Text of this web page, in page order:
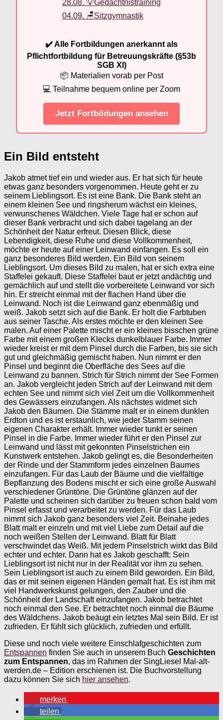
28.08. 💡Gedächtnistraining
04.09. 🪑Sitzgymnastik
✔️ Alle Fortbildungen anerkannt als
Pflichtfortbildung für Betreuungskräfte (§53b
SGB XI)
📦 Materialien vorab per Post
💻 Teilnahme bequem online per Zoom
Jetzt Fortbildungen ansehen
Ein Bild entsteht
Jakob atmet tief ein und wieder aus. Er hat sich für heute
etwas ganz besonders vorgenommen. Heute geht er zu
seinem Lieblingsort. Es ist eine Bank. Die Bank steht an
einem kleinen See und ringsherum wächst ein kleines,
verwunschenes Wäldchen. Viele Tage hat er schon auf
dieser Bank verbracht und sich dabei tagelang an der
Schönheit der Natur erfreut. Diesen Blick, diese
Lebendigkeit, diese Ruhe und diese Vollkommenheit,
möchte er heute auf einer Leinwand einfangen. Es soll ein
ganz besonderes Bild werden. Ein Bild von seinem
Lieblingsort. Um dieses Bild zu malen, hat er sich extra eine
Staffelei gekauft. Diese Staffelei baut er jetzt andächtig und
gemächlich auf und stellt die vorbereitete Leinwand vor sich
hin. Er streicht einmal mit der flachen Hand über die
Leinwand. Noch ist die Leinwand ganz ebenmäßig und
weiß. Jakob setzt sich auf die Bank. Er holt die Farbtuben
aus seiner Tasche. Als erstes möchte er den kleinen See
malen. Auf einer Palette mischt er ein kleines bisschen grüne
Farbe mit einem großen Klecks dunkelblauer Farbe. Immer
wieder kreist er mit dem Pinsel durch die Farben, bis sie sich
gut und gleichmäßig gemischt haben. Nun nimmt er den
Pinsel und beginnt die Oberfläche des Sees auf die
Leinwand zu bannen. Strich für Strich nimmt der See Formen
an. Jakob vergleicht jeden Strich auf der Leinwand mit dem
echten See und nimmt sich viel Zeit um die Vollkommenheit
des Gewässers einzufangen. Als nächstes widmet sich
Jakob den Bäumen. Die Stämme malt er in einem dunklen
Erdton und es ist erstaunlich, wie jeder Stamm seinen
eigenen Charakter erhält. Immer wieder tunkt er seinen
Pinsel in die Farbe. Immer wieder führt er den Pinsel zur
Leinwand und lässt mit gekonnten Pinselstrichen ein
Kunstwerk entstehen. Jakob gelingt es, die Besonderheiten
der Rinde und der Stammform jedes einzelnen Baumes
einzufangen. Für das Laub der Bäume und die vielfältige
Bepflanzung des Bodens mischt er sich eine große Auswahl
verschiedener Grüntöne. Die Grüntöne glänzen auf der
Palette und scheinen sich darüber zu freuen schon bald vom
Pinsel erfasst und verarbeitet zu werden. Für das Laub
nimmt sich Jakob ganz besonders viel Zeit. Beinahe jedes
Blatt malt er einzeln und mit viel Liebe zum Detail auf die
noch weißen Stellen der Leinwand. Blatt für Blatt
verschwindet das Weiß. Mit jedem Pinselstrich wirkt das Bild
echter und echter. Dann hat es Jakob geschafft: Sein
Lieblingsort ist nicht nur in der Realität vor ihm zu sehen.
Sein Lieblingsort ist auch zu einem Bild geworden. Ein Bild,
das er mit seinen eigenen Händen gemalt hat. Es ist ihm mit
viel Handwerkskunst gelungen, den Zauber und die
Schönheit der Landschaft einzufangen. Jakob betrachtet
noch einmal den See. Er betrachtet noch einmal die Bäume
des Wäldchens. Jakob beäugt ein letztes Mal sein Bild. Er ist
zufrieden. Er fühlt sich glücklich, zufrieden und erfüllt.
Diese und noch viele weitere Einschlafgeschichten zum
Entspannen finden Sie auch in unserem Buch Geschichten
zum Entspannen, das im Rahmen der SingLiesel Mal-alt-
werden.de – Edition erschienen ist. Die Buchvorstellung
dazu können Sie sich hier ansehen.
merken
teilen